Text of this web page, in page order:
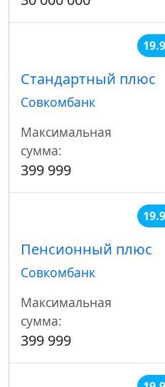
Стандартный плюс
Совкомбанк
Максимальная
сумма:
399 999
Пенсионный плюс
Совкомбанк
Максимальная
сумма:
399 999